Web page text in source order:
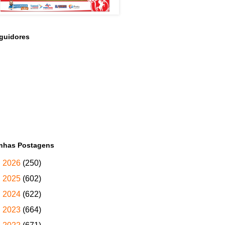
Postagens
2026 (250)
2025 (602)
2024 (622)
2023 (664)